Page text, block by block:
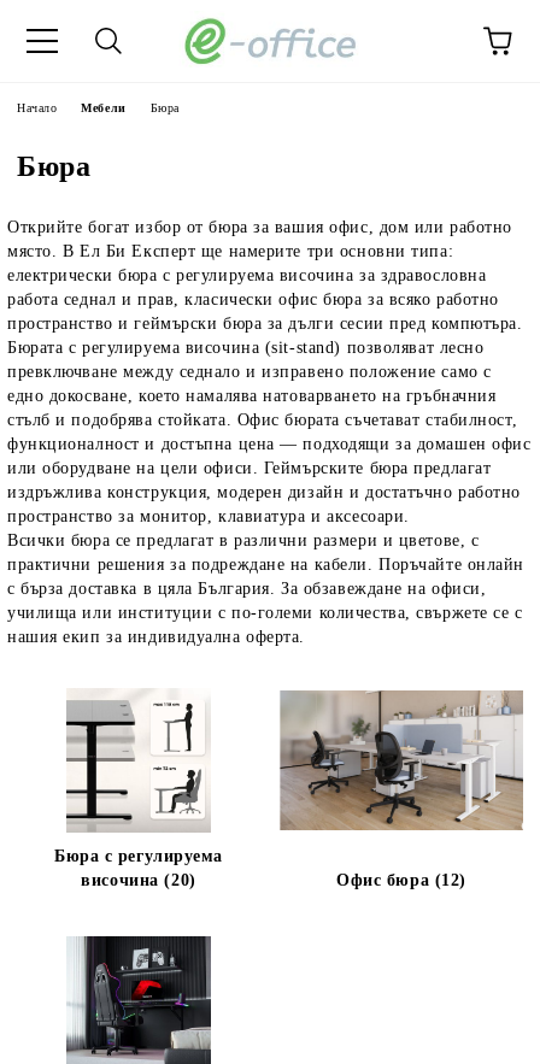
Начало Мебели Бюра
Бюра
Открийте богат избор от бюра за вашия офис, дом или работно
място. В Ел Би Експерт ще намерите три основни типа:
електрически бюра с регулируема височина за здравословна
работа седнал и прав, класически офис бюра за всяко работно
пространство и геймърски бюра за дълги сесии пред компютъра.
Бюрата с регулируема височина (sit-stand) позволяват лесно
превключване между седнало и изправено положение само с
едно докосване, което намалява натоварването на гръбначния
стълб и подобрява стойката. Офис бюрата съчетават стабилност,
функционалност и достъпна цена — подходящи за домашен офис
или оборудване на цели офиси. Геймърските бюра предлагат
издръжлива конструкция, модерен дизайн и достатъчно работно
пространство за монитор, клавиатура и аксесоари.
Всички бюра се предлагат в различни размери и цветове, с
практични решения за подреждане на кабели. Поръчайте онлайн
с бърза доставка в цяла България. За обзавеждане на офиси,
училища или институции с по-големи количества, свържете се с
нашия екип за индивидуална оферта.
Бюра с регулируема
височина (20)
Офис бюра (12)